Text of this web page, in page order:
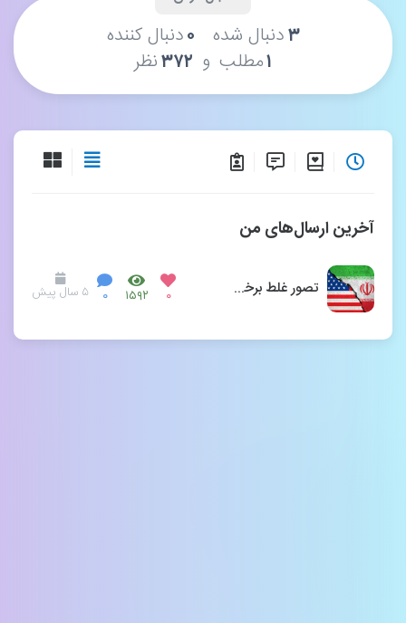
۳دنبال شده ۰دنبال کننده
۱مطلب و ۳۷۲نظر
آخرین ارسال‌های من
تصور غلط برخی از تسلیم شدن مقابل آمریکا ۰ ۱۵۹۲ ۰ ۵ سال پیش